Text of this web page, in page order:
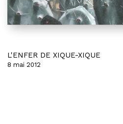
L'ENFER DE XIQUE-XIQUE
8 mai 2012